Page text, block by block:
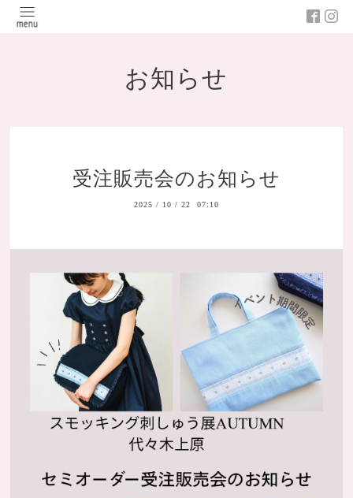
お知らせ
受注販売会のお知らせ
2025 / 10 / 22 07:10